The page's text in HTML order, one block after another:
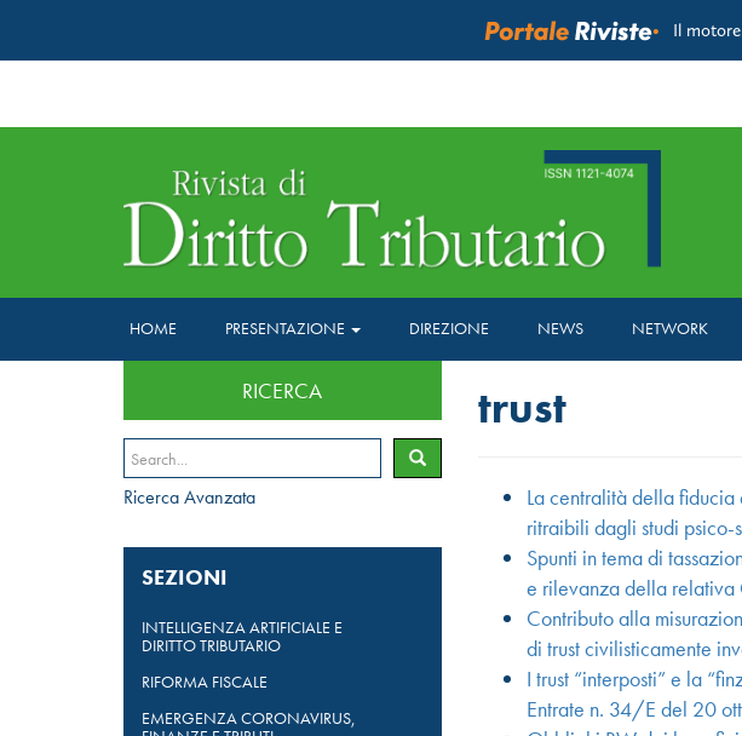
Il
HOME PRESENTAZIONE DIREZIONE NEWS NETWORK
trust
La centralità della
ritraibili dagli studi psico-
Spunti in tema di
e rilevanza della relativa
Contributo alla
di trust civilisticamente
I trust “interposti” e la
Entrate n. 34/E del 20
RICERCA
Ricerca Avanzata
SEZIONI
INTELLIGENZA ARTIFICIALE E
DIRITTO TRIBUTARIO
RIFORMA FISCALE
EMERGENZA CORONAVIRUS,